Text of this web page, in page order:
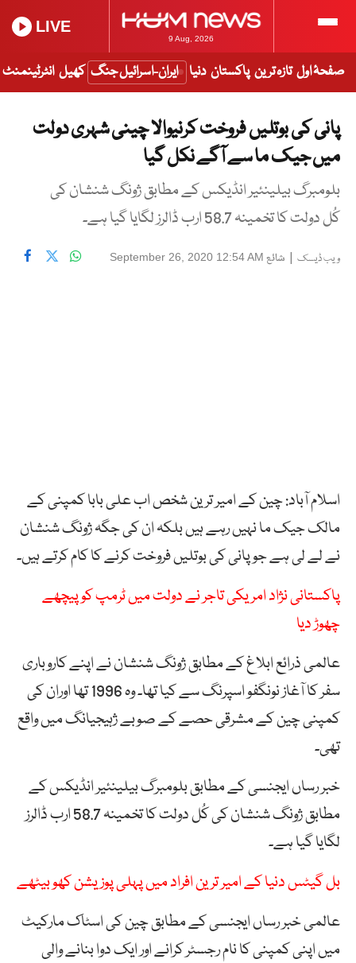
9 Aug, 2026
LIVE
صفحۂ اول تازہ ترین پاکستان دنیا ایران-اسرائیل جنگ کھیل انٹرٹینمنٹ
پانی کی بوتلیں فروخت کرنیوالا چینی شہری دولت
میں جیک ما سے آگے نکل گیا
بلومبرگ بیلینئیر انڈیکس کے مطابق ژونگ شنشان کی
کُل دولت کا تخمینہ 58.7 ارب ڈالرز لگایا گیا ہے۔
ویب ڈیسک | شائع September 26, 2020 12:54 AM
اسلام آباد: چین کے امیر ترین شخص اب علی بابا کمپنی کے
مالک جیک ما نہیں رہے ہیں بلکہ ان کی جگہ ژونگ شنشان
نے لے لی ہے جو پانی کی بوتلیں فروخت کرنے کا کام کرتے ہیں۔
پاکستانی نژاد امریکی تاجر نے دولت میں ٹرمپ کو پیچھے
چھوڑ دیا
عالمی ذرائع ابلاغ کے مطابق ژونگ شنشان نے اپنے کاروباری
سفر کا آغاز نونگفو اسپرنگ سے کیا تھا۔ وہ 1996 تھا اوران کی
کمپنی چین کے مشرقی حصے کے صوبے ژہیجیانگ میں واقع
تھی۔
خبر رساں ایجنسی کے مطابق بلومبرگ بیلینئیر انڈیکس کے
مطابق ژونگ شنشان کی کُل دولت کا تخمینہ 58.7 ارب ڈالرز
لگایا گیا ہے۔
بل گیٹس دنیا کے امیر ترین افراد میں پہلی پوزیشن کھو بیٹھے
عالمی خبر رساں ایجنسی کے مطابق چین کی اسٹاک مارکیٹ
میں اپنی کمپنی کا نام رجسٹر کرانے اور ایک دوا بنانے والی